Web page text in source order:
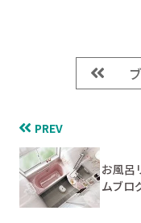
PREV
お風呂
ムブロ